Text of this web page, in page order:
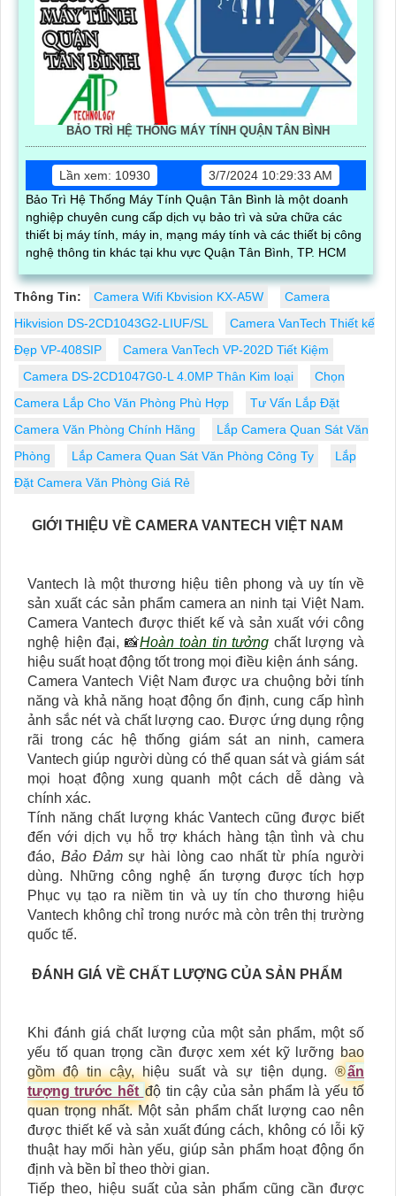
BẢO TRÌ HỆ THỐNG MÁY TÍNH QUẬN TÂN BÌNH
Lần xem: 10930
3/7/2024 10:29:33 AM
Bảo Trì Hệ Thống Máy Tính Quận Tân Bình là một doanh
nghiệp chuyên cung cấp dịch vụ bảo trì và sửa chữa các
thiết bị máy tính, máy in, mạng máy tính và các thiết bị công
nghệ thông tin khác tại khu vực Quận Tân Bình, TP. HCM
Thông Tin: Camera Wifi Kbvision KX-A5W
Camera
Hikvision DS-2CD1043G2-LIUF/SL
Camera VanTech Thiết kế
Đẹp VP-408SIP
Camera VanTech VP-202D Tiết Kiệm
Camera DS-2CD1047G0-L 4.0MP Thân Kim loại
Chọn
Camera Lắp Cho Văn Phòng Phù Hợp
Tư Vấn Lắp Đặt
Camera Văn Phòng Chính Hãng
Lắp Camera Quan Sát Văn
Phòng
Lắp Camera Quan Sát Văn Phòng Công Ty
Lắp
Đặt Camera Văn Phòng Giá Rẻ
GIỚI THIỆU VỀ CAMERA VANTECH VIỆT NAM
Vantech là một thương hiệu tiên phong và uy tín về
sản xuất các sản phẩm camera an ninh tại Việt Nam.
Camera Vantech được thiết kế và sản xuất với công
nghệ hiện đại, 📸Hoàn toàn tin tưởng chất lượng và
hiệu suất hoạt động tốt trong mọi điều kiện ánh sáng.
Camera Vantech Việt Nam được ưa chuộng bởi tính
năng và khả năng hoạt động ổn định, cung cấp hình
ảnh sắc nét và chất lượng cao. Được ứng dụng rộng
rãi trong các hệ thống giám sát an ninh, camera
Vantech giúp người dùng có thể quan sát và giám sát
mọi hoạt động xung quanh một cách dễ dàng và
chính xác.
Tính năng chất lượng khác Vantech cũng được biết
đến với dịch vụ hỗ trợ khách hàng tận tình và chu
đáo, Bảo Đảmsự hài lòng cao nhất từ phía người
dùng. Những công nghệ ấn tượng được tích hợp
Phục vụ tạo ra niềm tin và uy tín cho thương hiệu
Vantech không chỉ trong nước mà còn trên thị trường
quốc tế.
ĐÁNH GIÁ VỀ CHẤT LƯỢNG CỦA SẢN PHẨM
Khi đánh giá chất lượng của một sản phẩm, một số
yếu tố quan trọng cần được xem xét kỹ lưỡng bao
gồm độ tin cậy, hiệu suất và sự tiện dụng. ®️ấn
tượng trước hết độ tin cậy của sản phẩm là yếu tố
quan trọng nhất. Một sản phẩm chất lượng cao nên
được thiết kế và sản xuất đúng cách, không có lỗi kỹ
thuật hay mối hàn yếu, giúp sản phẩm hoạt động ổn
định và bền bỉ theo thời gian.
Tiếp theo, hiệu suất của sản phẩm cũng cần được